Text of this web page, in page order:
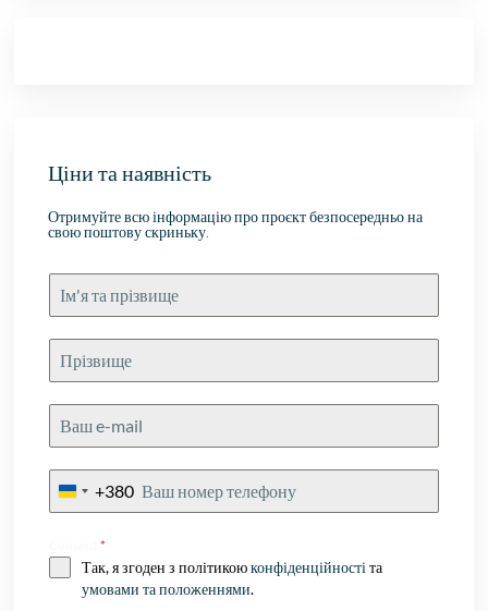
Ціни та наявність
Отримуйте всю інформацію про проєкт безпосередньо на
свою поштову скриньку.
Ukraine
+380
Consent*
Так, я згоден з політикоюконфіденційності та
умовами та положеннями.